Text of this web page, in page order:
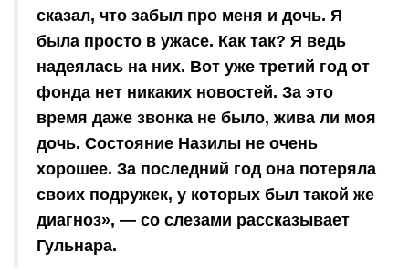
сказал, что забыл про меня и дочь. Я
была просто в ужасе. Как так? Я ведь
надеялась на них. Вот уже третий год от
фонда нет никаких новостей. За это
время даже звонка не было, жива ли моя
дочь. Состояние Назилы не очень
хорошее. За последний год она потеряла
своих подружек, у которых был такой же
диагноз», — со слезами рассказывает
Гульнара.